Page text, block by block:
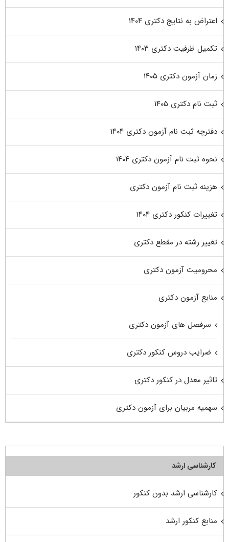
اعتراض به نتایج دکتری ۱۴۰۴
تکمیل ظرفیت دکتری ۱۴۰۳
زمان آزمون دکتری ۱۴۰۵
ثبت نام دکتری ۱۴۰۵
دفترچه ثبت نام آزمون دکتری ۱۴۰۴
نحوه ثبت نام آزمون دکتری ۱۴۰۴
هزینه ثبت نام آزمون دکتری
تغییرات کنکور دکتری ۱۴۰۴
تغییر رشته در مقطع دکتری
محرومیت آزمون دکتری
منابع آزمون دکتری
سرفصل های آزمون دکتری
ضرایب دروس کنکور دکتری
تاثیر معدل در کنکور دکتری
سهمیه مربیان برای آزمون دکتری
کارشناسی ارشد
کارشناسی ارشد بدون کنکور
منابع کنکور ارشد